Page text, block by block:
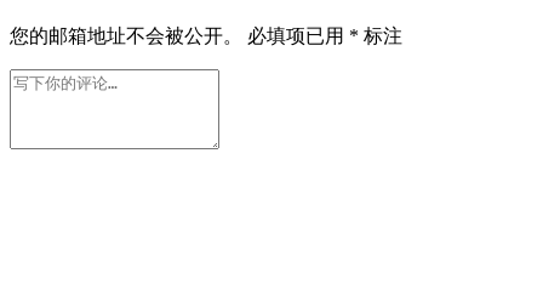
您的邮箱地址不会被公开。 必填项已用 * 标注